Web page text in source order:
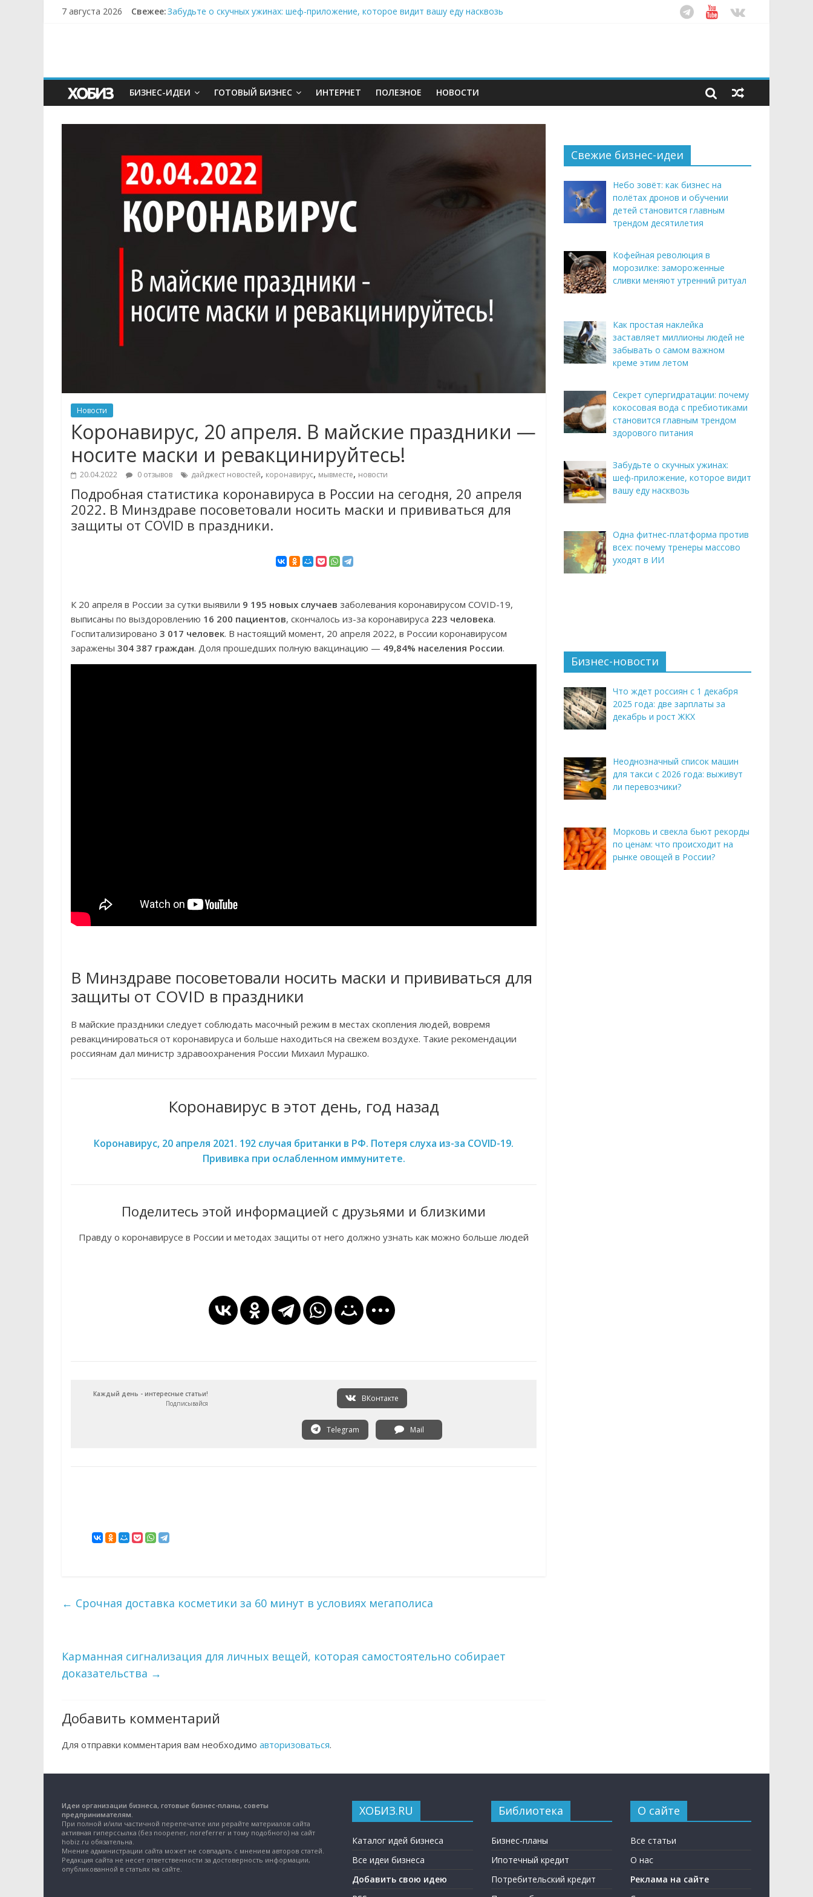
7 августа 2026 Свежее:Забудьте о скучных ужинах: шеф-приложение, которое видит вашу еду насквозь
БИЗНЕС-ИДЕИ ГОТОВЫЙ БИЗНЕС ИНТЕРНЕТ ПОЛЕЗНОЕ НОВОСТИ
Новости
Коронавирус, 20 апреля. В майские праздники —
носите маски и ревакцинируйтесь!
20.04.2022 0 отзывов дайджест новостей, коронавирус, мывместе, новости
Подробная статистика коронавируса в России на сегодня, 20 апреля
2022. В Минздраве посоветовали носить маски и прививаться для
защиты от COVID в праздники.
К 20 апреля в России за сутки выявили 9 195 новых случаев заболевания коронавирусом COVID-19,
выписаны по выздоровлению 16 200 пациентов, скончалось из-за коронавируса 223 человека.
Госпитализировано 3 017 человек. В настоящий момент, 20 апреля 2022, в России коронавирусом
заражены 304 387 граждан. Доля прошедших полную вакцинацию — 49,84% населения России.
В Минздраве посоветовали носить маски и прививаться для
защиты от COVID в праздники
В майские праздники следует соблюдать масочный режим в местах скопления людей, вовремя
ревакцинироваться от коронавируса и больше находиться на свежем воздухе. Такие рекомендации
россиянам дал министр здравоохранения России Михаил Мурашко.
Коронавирус в этот день, год назад
Коронавирус, 20 апреля 2021. 192 случая британки в РФ. Потеря слуха из-за COVID-19.
Прививка при ослабленном иммунитете.
Поделитесь этой информацией с друзьями и близкими
Правду о коронавирусе в России и методах защиты от него должно узнать как можно больше людей
Каждый день - интересные статьи!
Подписывайся
ВКонтакте
Telegram Mail
← Срочная доставка косметики за 60 минут в условиях мегаполиса
Карманная сигнализация для личных вещей, которая самостоятельно собирает
доказательства →
Добавить комментарий
Для отправки комментария вам необходимо авторизоваться.
Свежие бизнес-идеи
Небо зовёт: как бизнес на
полётах дронов и обучении
детей становится главным
трендом десятилетия
Кофейная революция в
морозилке: замороженные
сливки меняют утренний ритуал
Как простая наклейка
заставляет миллионы людей не
забывать о самом важном
креме этим летом
Секрет супергидратации: почему
кокосовая вода с пребиотиками
становится главным трендом
здорового питания
Забудьте о скучных ужинах:
шеф-приложение, которое видит
вашу еду насквозь
Одна фитнес-платформа против
всех: почему тренеры массово
уходят в ИИ
Бизнес-новости
Что ждет россиян с 1 декабря
2025 года: две зарплаты за
декабрь и рост ЖКХ
Неоднозначный список машин
для такси с 2026 года: выживут
ли перевозчики?
Морковь и свекла бьют рекорды
по ценам: что происходит на
рынке овощей в России?
Идеи организации бизнеса, готовые бизнес-планы, советы
предпринимателям.
При полной и/или частичной перепечатке или рерайте материалов сайта
активная гиперссылка (без noopener, noreferrer и тому подобного) на сайт
hobiz.ru обязательна.
Мнение администрации сайта может не совпадать с мнением авторов статей.
Редакция сайта не несет ответственности за достоверность информации,
опубликованной в статьях на сайте.
ХОБИЗ.RU
Каталог идей бизнеса
Все идеи бизнеса
Добавить свою идею
Библиотека
Бизнес-планы
Ипотечный кредит
Потребительский кредит
О сайте
Все статьи
О нас
Реклама на сайте